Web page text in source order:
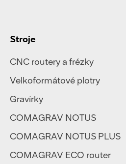
Stroje
CNC routery a frézky
Velkoformátové plotry
Gravírky
COMAGRAV NOTUS
COMAGRAV NOTUS PLUS
COMAGRAV ECO router